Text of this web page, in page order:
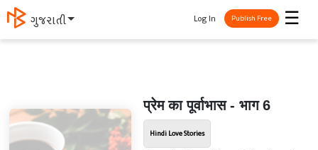
मराठी ☰
Log In Publish Free
प्रेम का पूर्वाभास - भाग 6
Hindi Love Stories